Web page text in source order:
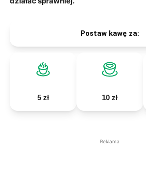
Postaw kawę za:
5 zł 10 zł
Reklama